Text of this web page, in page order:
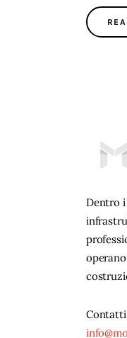
Dentro
Contatti